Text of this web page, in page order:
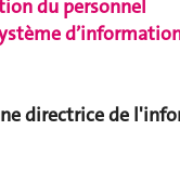
du personnel
directrice de